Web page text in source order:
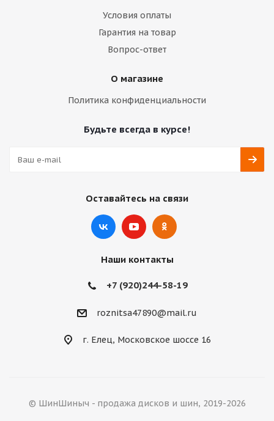
Условия оплаты
Гарантия на товар
Вопрос-ответ
О магазине
Политика конфиденциальности
Будьте всегда в курсе!
Оставайтесь на связи
Наши контакты
+7 (920)244-58-19
roznitsa47890@mail.ru
г. Елец, Московское шоссе 16
© ШинШиныч - продажа дисков и шин, 2019-2026